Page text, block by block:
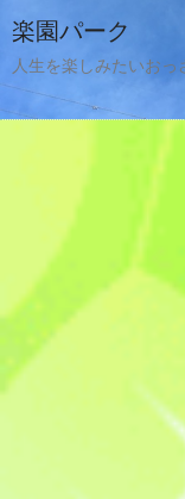
楽園パーク
人生を楽しみたいおっ